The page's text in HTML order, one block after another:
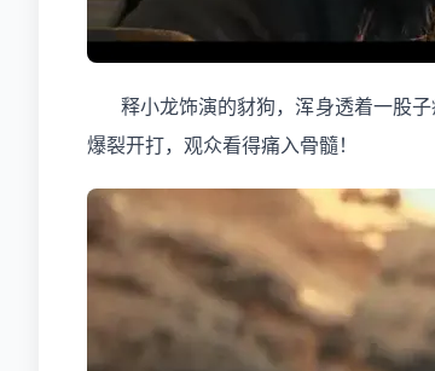
释小龙饰演的豺狗，浑身透着一股
爆裂开打，观众看得痛入骨髓！